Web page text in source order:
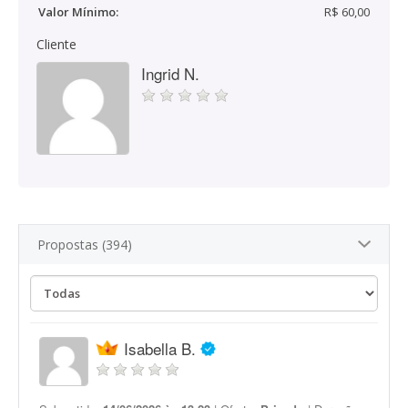
Valor Mínimo: R$ 60,00
Cliente
Ingrid N.
Propostas (394)
Isabella B.